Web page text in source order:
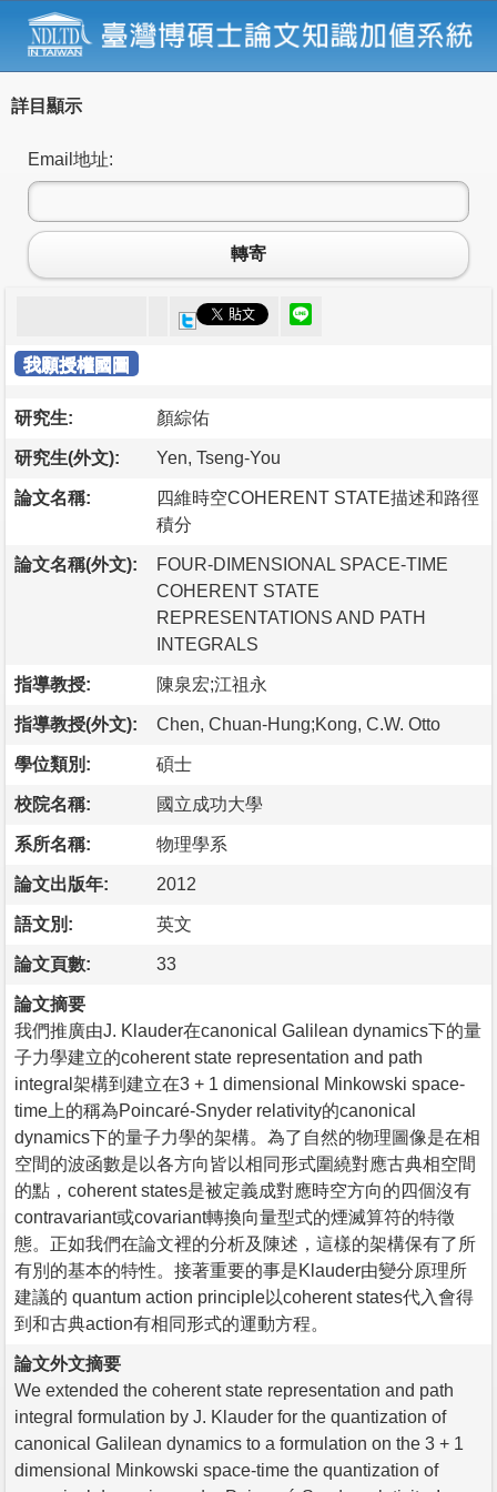
詳目顯示
Email地址:
轉寄
我願授權國圖
研究生: 顏綜佑
研究生(外文): Yen, Tseng-You
論文名稱:
四維時空COHERENT STATE描述和路徑
積分
論文名稱(外文):
FOUR-DIMENSIONAL SPACE-TIME
COHERENT STATE
REPRESENTATIONS AND PATH
INTEGRALS
指導教授: 陳泉宏;江祖永
指導教授(外文): Chen, Chuan-Hung;Kong, C.W. Otto
學位類別: 碩士
校院名稱: 國立成功大學
系所名稱: 物理學系
論文出版年: 2012
語文別: 英文
論文頁數: 33
論文摘要
我們推廣由J. Klauder在canonical Galilean dynamics下的量
子力學建立的coherent state representation and path
integral架構到建立在3 + 1 dimensional Minkowski space-
time上的稱為Poincaré-Snyder relativity的canonical
dynamics下的量子力學的架構。為了自然的物理圖像是在相
空間的波函數是以各方向皆以相同形式圍繞對應古典相空間
的點，coherent states是被定義成對應時空方向的四個沒有
contravariant或covariant轉換向量型式的煙滅算符的特徵
態。正如我們在論文裡的分析及陳述，這樣的架構保有了所
有別的基本的特性。接著重要的事是Klauder由變分原理所
建議的 quantum action principle以coherent states代入會得
到和古典action有相同形式的運動方程。
論文外文摘要
We extended the coherent state representation and path
integral formulation by J. Klauder for the quantization of
canonical Galilean dynamics to a formulation on the 3 + 1
dimensional Minkowski space-time the quantization of